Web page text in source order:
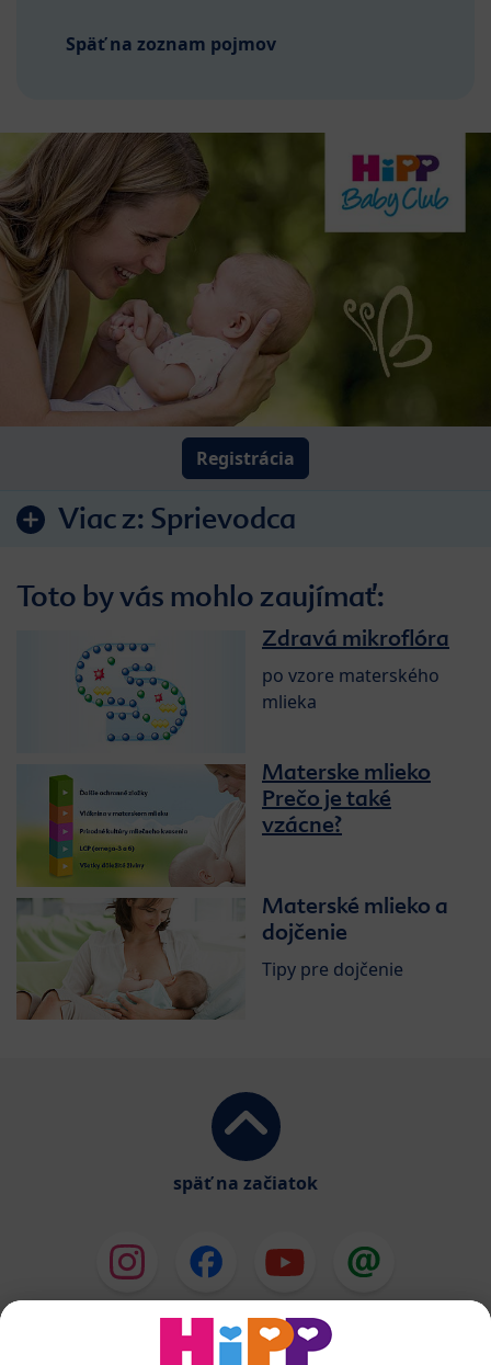
Späť na zoznam pojmov
Registrácia
Viac z: Sprievodca
Toto by vás mohlo zaujímať:
Zdravá mikroflóra
po vzore materského
mlieka
Materske mlieko
Prečo je také
vzácne?
Materské mlieko a
dojčenie
Tipy pre dojčenie
späť na začiatok
HiPP Mlieka HiPP Príkrmy